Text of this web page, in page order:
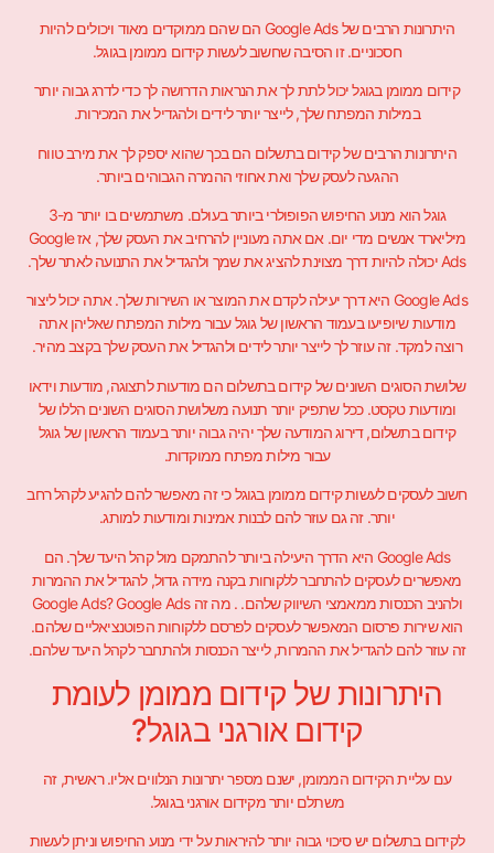
היתרונות הרבים של Google Ads הם שהם ממוקדים מאוד ויכולים להיות
חסכוניים. זו הסיבה שחשוב לעשות קידום ממומן בגוגל.
קידום ממומן בגוגל יכול לתת לך את הנראות הדרושה לך כדי לדרג גבוה יותר
במילות המפתח שלך, לייצר יותר לידים ולהגדיל את המכירות.
היתרונות הרבים של קידום בתשלום הם בכך שהוא יספק לך את מירב טווח
ההגעה לעסק שלך ואת אחוזי ההמרה הגבוהים ביותר.
גוגל הוא מנוע החיפוש הפופולרי ביותר בעולם. משתמשים בו יותר מ-3
מיליארד אנשים מדי יום. אם אתה מעוניין להרחיב את העסק שלך, אז Google
Ads יכולה להיות דרך מצוינת להציג את שמך ולהגדיל את התנועה לאתר שלך.
Google Ads היא דרך יעילה לקדם את המוצר או השירות שלך. אתה יכול ליצור
מודעות שיופיעו בעמוד הראשון של גוגל עבור מילות המפתח שאליהן אתה
רוצה למקד. זה עוזר לך לייצר יותר לידים ולהגדיל את העסק שלך בקצב מהיר.
שלושת הסוגים השונים של קידום בתשלום הם מודעות לתצוגה, מודעות וידאו
ומודעות טקסט. ככל שתפיק יותר תנועה משלושת הסוגים השונים הללו של
קידום בתשלום, דירוג המודעה שלך יהיה גבוה יותר בעמוד הראשון של גוגל
עבור מילות מפתח ממוקדות.
חשוב לעסקים לעשות קידום ממומן בגוגל כי זה מאפשר להם להגיע לקהל רחב
יותר. זה גם עוזר להם לבנות אמינות ומודעות למותג.
Google Ads היא הדרך היעילה ביותר להתמקם מול קהל היעד שלך. הם
מאפשרים לעסקים להתחבר ללקוחות בקנה מידה גדול, להגדיל את ההמרות
ולהניב הכנסות ממאמצי השיווק שלהם. . מה זה Google Ads? Google Ads
הוא שירות פרסום המאפשר לעסקים לפרסם ללקוחות הפוטנציאליים שלהם.
זה עוזר להם להגדיל את ההמרות, לייצר הכנסות ולהתחבר לקהל היעד שלהם.
היתרונות של קידום ממומן לעומת
קידום אורגני בגוגל?
עם עליית הקידום הממומן, ישנם מספר יתרונות הנלווים אליו. ראשית, זה
משתלם יותר מקידום אורגני בגוגל.
לקידום בתשלום יש סיכוי גבוה יותר להיראות על ידי מנוע החיפוש וניתן לעשות